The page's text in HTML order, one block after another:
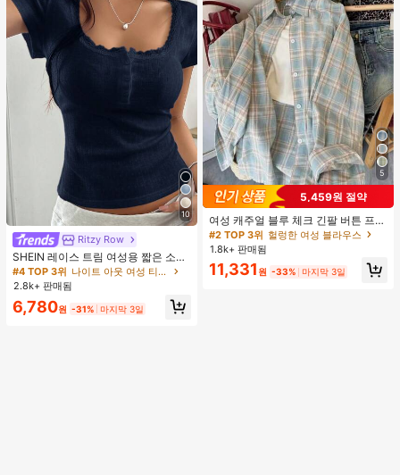
10
Ritzy Row
SHEIN 레이스 트림 여성용 짧은 소매
티셔츠, 슬림핏 여름 새 3버튼 전면 반
소매 탑
#4 TOP 3위
나이트 아웃 여성 티셔츠
2.8k+ 판매됨
6,780원 -31% 마지막 3일
5
5,459원 절약
여성 캐주얼 블루 체크 긴팔 버튼 프론
트 폴리에스터 셔츠, 레귤러 핏, 봄 의
류, 편안한 스타일
#2 TOP 3위 헐렁한 여성 블라우스
1.8k+ 판매됨
11,331 원 -33% 마지막 3일